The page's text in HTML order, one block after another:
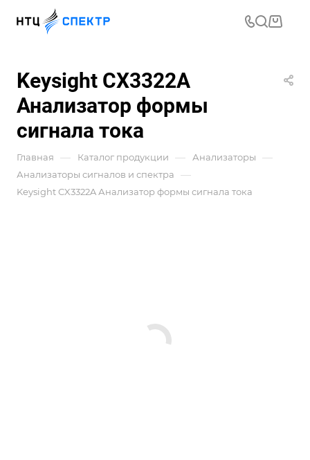
Keysight CX3322A
Анализатор формы
сигнала тока
Главная — Каталог продукции — Анализаторы —
Анализаторы сигналов и спектра —
Keysight CX3322A Анализатор формы сигнала тока